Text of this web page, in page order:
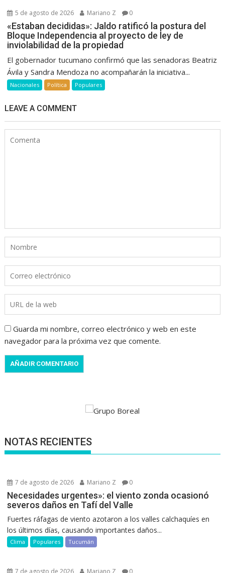
5 de agosto de 2026 Mariano Z 0
«Estaban decididas»: Jaldo ratificó la postura del
Bloque Independencia al proyecto de ley de
inviolabilidad de la propiedad
El gobernador tucumano confirmó que las senadoras Beatriz
Ávila y Sandra Mendoza no acompañarán la iniciativa...
Nacionales Política Populares
LEAVE A COMMENT
Guarda mi nombre, correo electrónico y web en este
navegador para la próxima vez que comente.
NOTAS RECIENTES
7 de agosto de 2026 Mariano Z 0
Necesidades urgentes»: el viento zonda ocasionó
severos daños en Tafí del Valle
Fuertes ráfagas de viento azotaron a los valles calchaquíes en
los últimos días, causando importantes daños...
Clima Populares Tucumán
7 de agosto de 2026 Mariano Z 0